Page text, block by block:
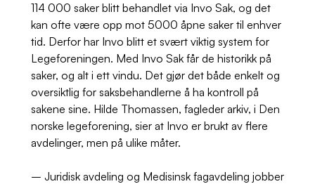
114 000 saker blitt behandlet via Invo Sak, og det
kan ofte være opp mot 5000 åpne saker til enhver
tid. Derfor har Invo blitt et svært viktig system for
Legeforeningen. Med Invo Sak får de historikk på
saker, og alt i ett vindu. Det gjør det både enkelt og
oversiktlig for saksbehandlerne å ha kontroll på
sakene sine. Hilde Thomassen, fagleder arkiv, i Den
norske legeforening, sier at Invo er brukt av flere
avdelinger, men på ulike måter.
– Juridisk avdeling og Medisinsk fagavdeling jobber